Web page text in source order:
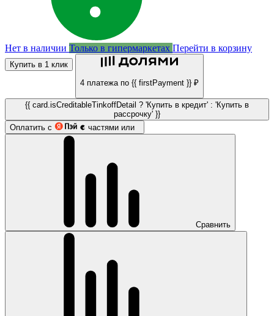
Нет в наличии Только в гипермаркетах Перейти в корзину
Купить в 1 клик
4 платежа по {{ firstPayment }} ₽
{{ card.isCreditableTinkoffDetail ? 'Купить в кредит' : 'Купить в
рассрочку' }}
Оплатить с
частями или
Сравнить